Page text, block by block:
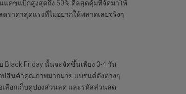
คชแบ็กสูงสุดถึง 50% ดีลสุดคุ้มที่จัดมาให้
าคาสุดแรงที่ไม่อยากให้พลาดเลยจริงๆ
Friday นั้นจะจัดขึ้นเพียง 3-4 วัน
ปสินค้าคุณภาพมากมาย แบรนด์ดังต่างๆ
ลือกเก็บคูปองส่วนลด และรหัสส่วนลด